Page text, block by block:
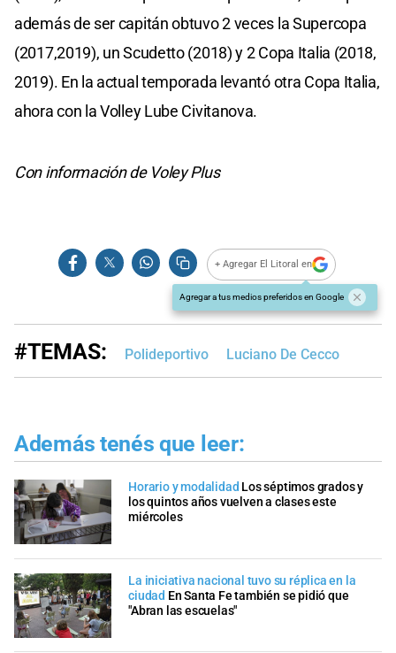
además de ser capitán obtuvo 2 veces la Supercopa
(2017,2019), un Scudetto (2018) y 2 Copa Italia (2018,
2019). En la actual temporada levantó otra Copa Italia,
ahora con la Volley Lube Civitanova.
Con información de Voley Plus
+ Agregar El Litoral en
Agregar a tus medios preferidos en Google
#TEMAS: Polideportivo Luciano De Cecco
Además tenés que leer:
Horario y modalidad Los séptimos grados y
los quintos años vuelven a clases este
miércoles
La iniciativa nacional tuvo su réplica en la
ciudad En Santa Fe también se pidió que
"Abran las escuelas"